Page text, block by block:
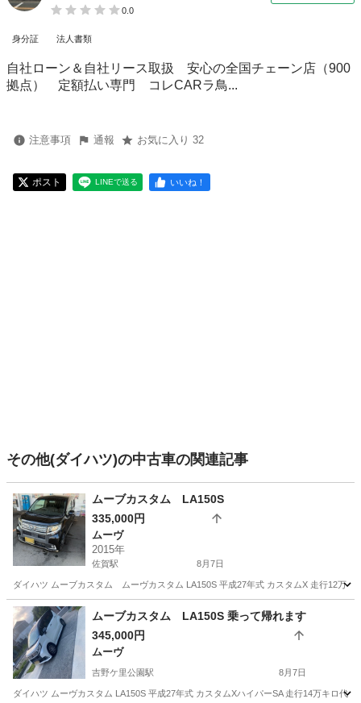
0.0
身分証 法人書類
自社ローン＆自社リース取扱 安心の全国チェーン店（900
拠点） 定額払い専門 コレCARラ鳥...
注意事項 通報 お気に入り 32
ポスト LINEで送る いいね！
その他(ダイハツ)の中古車の関連記事
ムーブカスタム LA150S
335,000円
ムーヴ
2015年
佐賀駅 8月7日
ダイハツ ムーブカスタム ムーヴカスタム LA150S 平成27年式 カスタムX 走行12万
佐賀 佐賀市 佐賀駅 ムーヴ エレメントムーブカスタム LA150S 乗って帰れます
345,000円
ムーヴ
吉野ケ里公園駅 8月7日
ダイハツ ムーヴカスタム LA150S 平成27年式 カスタムXハイパーSA 走行14万キロ